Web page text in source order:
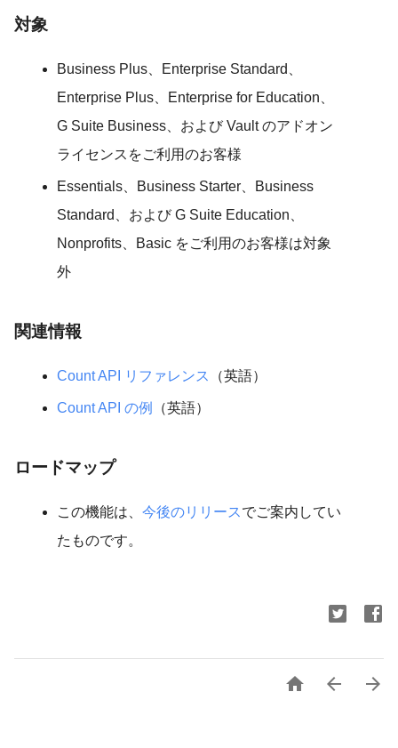
対象
Business Plus、Enterprise Standard、
Enterprise Plus、Enterprise for Education、
G Suite Business、および Vault のアドオン
ライセンスをご利用のお客様
Essentials、Business Starter、Business
Standard、および G Suite Education、
Nonprofits、Basic をご利用のお客様は対象
外
関連情報
Count API リファレンス （英語）
Count API の例 （英語）
ロードマップ
この機能は、 今後のリリース でご案内してい
たものです。
  